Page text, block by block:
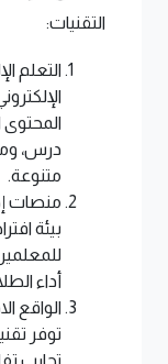
التقنيات:
درس،
متنوعة.
بيئة
أداء
توفر
تجارب